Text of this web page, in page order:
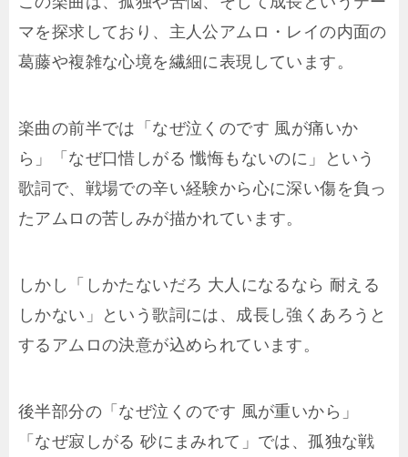
マを探求しており、主人公アムロ・レイの内面の
葛藤や複雑な心境を繊細に表現しています。
楽曲の前半では「なぜ泣くのです 風が痛いか
ら」「なぜ口惜しがる 懺悔もないのに」という
歌詞で、戦場での辛い経験から心に深い傷を負っ
たアムロの苦しみが描かれています。
しかし「しかたないだろ 大人になるなら 耐える
しかない」という歌詞には、成長し強くあろうと
するアムロの決意が込められています。
後半部分の「なぜ泣くのです 風が重いから」
「なぜ寂しがる 砂にまみれて」では、孤独な戦